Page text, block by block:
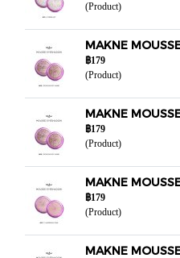
(Product)
MAKNE
฿179
(Product)
MAKNE
฿179
(Product)
MAKNE
฿179
(Product)
MAKNE